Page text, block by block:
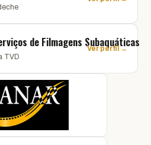
de Filmagens Subaquáticas
TVD
Ver perfil →